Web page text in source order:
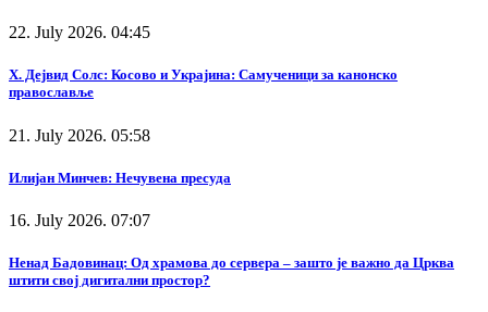
22. July 2026. 04:45
Х. Дејвид Солс: Косово и Украјина: Самученици за канонско
православље
21. July 2026. 05:58
Илијан Минчев: Нечувена пресуда
16. July 2026. 07:07
Ненад Бадовинац: Од храмова до сервера – зашто је важно да Црква
штити свој дигитални простор?